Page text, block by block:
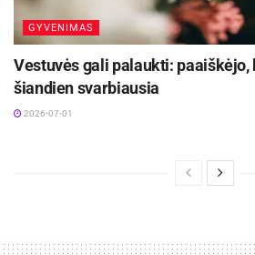
GYVENIMAS
Vestuvės gali palaukti: paaiškėjo,
šiandien svarbiausia
2026-07-01